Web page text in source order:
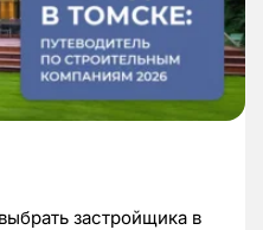
застройщика в